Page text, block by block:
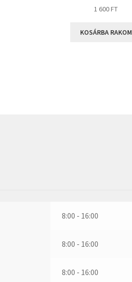
1 600FT
KOSÁRBA RAKOM
8:00 - 16:00
8:00 - 16:00
8:00 - 16:00